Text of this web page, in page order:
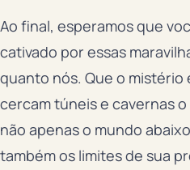
Ao final, esperamos que
cativado por essas
quanto nós. Que o mistério
cercam túneis e cavernas
não apenas o mundo
também os limites de sua